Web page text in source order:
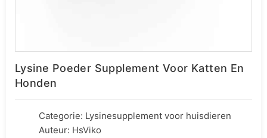
Lysine Poeder Supplement Voor Katten En
Honden
Categorie: Lysinesupplement voor huisdieren
Auteur: HsViko